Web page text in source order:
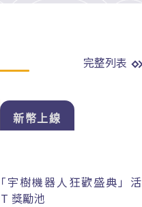
完整列表
新幣上線
宇樹機器人狂歡盛典」活
獎勵池